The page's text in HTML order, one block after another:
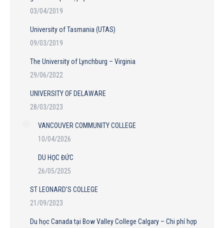
03/04/2019
University of Tasmania (UTAS)
09/03/2019
The University of Lynchburg – Virginia
29/06/2022
UNIVERSITY OF DELAWARE
28/03/2023
VANCOUVER COMMUNITY COLLEGE
10/04/2026
DU HỌC ĐỨC
26/05/2025
ST LEONARD’S COLLEGE
21/09/2023
Du học Canada tại Bow Valley College Calgary – Chi phí hợp